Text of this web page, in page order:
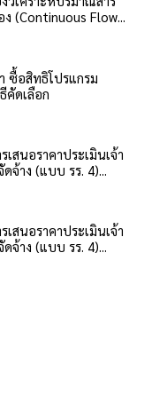
(Continuous Flow...
ซื้อสิทธิโปรแกรม
คัดเลือก
เสนอราคาประเมินเจ้า
าง (แบบ รร. 4)...
เสนอราคาประเมินเจ้า
จ้าง (แบบ รร. 4)...